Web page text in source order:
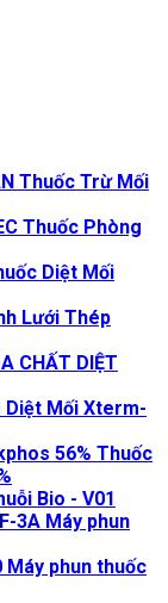
Thuốc Trừ Mối
Thuốc Phòng
Diệt Mối
Lưới Thép
CHẤT DIỆT
Diệt Mối Xterm-
Thuốc
Bio - V01
Máy phun
Máy phun thuốc